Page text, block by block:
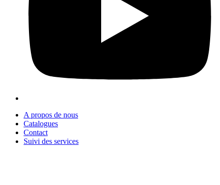
A propos de nous
Catalogues
Contact
Suivi des services